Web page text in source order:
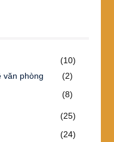
(10)
văn phòng
(2)
(8)
(25)
(24)